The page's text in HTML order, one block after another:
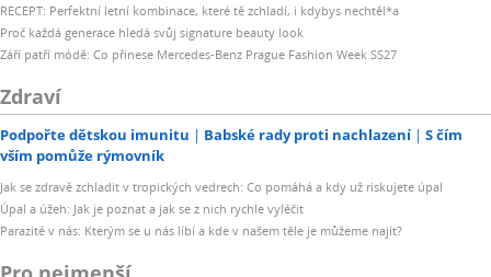
RECEPT: Perfektní letní kombinace, které tě zchladí, i kdybys nechtěl*a
Proč každá generace hledá svůj signature beauty look
Září patří módě: Co přinese Mercedes-Benz Prague Fashion Week SS27
Zdraví
Podpořte dětskou imunitu Babské rady proti nachlazení
S čím
vším pomůže rýmovník
Jak se zdravě zchladit v tropických vedrech: Co pomáhá a kdy už riskujete úpal
Úpal a úžeh: Jak je poznat a jak se z nich rychle vyléčit
Parazité v nás: Kterým se u nás líbí a kde v našem těle je můžeme najít?